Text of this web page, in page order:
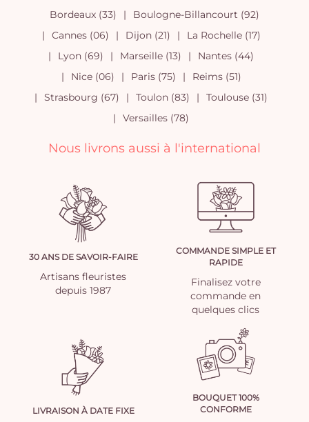
Bordeaux (33)
Boulogne-Billancourt (92)
Cannes (06)
Dijon (21)
La Rochelle (17)
Lyon (69)
Marseille (13)
Nantes (44)
Nice (06)
Paris (75)
Reims (51)
Strasbourg (67)
Toulon (83)
Toulouse (31)
Versailles (78)
Nous livrons aussi à l'international
30 ANS DE SAVOIR-FAIRE
Artisans fleuristes
depuis 1987
COMMANDE SIMPLE ET
RAPIDE
Finalisez votre
commande en
quelques clics
LIVRAISON À DATE FIXE
BOUQUET 100%
CONFORME